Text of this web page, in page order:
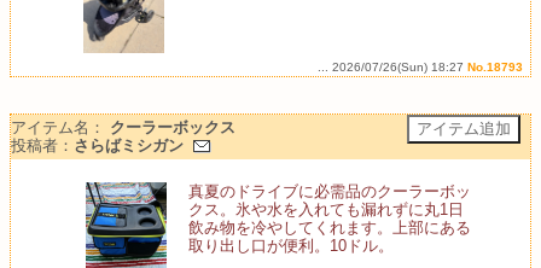
... 2026/07/26(Sun) 18:27 No.18793
アイテム名： クーラーボックス
投稿者： さらばミシガン
真夏のドライブに必需品のクーラーボッ
クス。氷や水を入れても漏れずに丸1日
飲み物を冷やしてくれます。上部にある
取り出し口が便利。10ドル。